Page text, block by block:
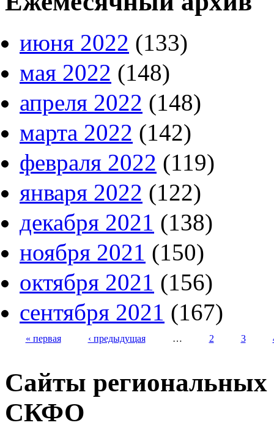
июня 2022 (133)
мая 2022 (148)
апреля 2022 (148)
марта 2022 (142)
февраля 2022 (119)
января 2022 (122)
декабря 2021 (138)
ноября 2021 (150)
октября 2021 (156)
сентября 2021 (167)
« первая ‹ предыдущая … 2 3
Сайты
СКФО